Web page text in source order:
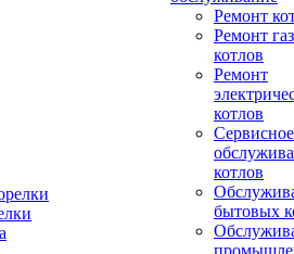
Ремонт
Ремонт
котлов
Ремонт
котлов
Сервисное
котлов
бытовых